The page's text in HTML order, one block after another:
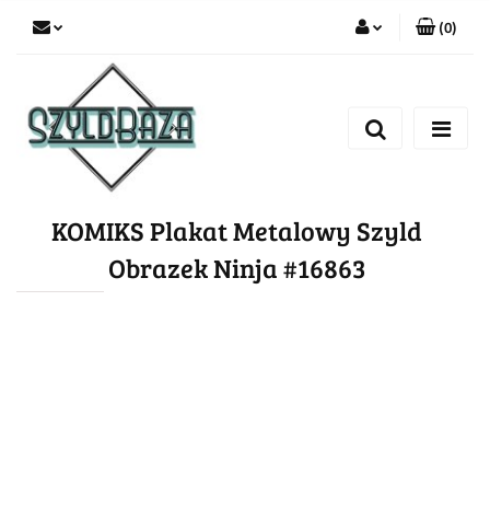
Zarejestruj się
(0)
KOMIKS Plakat Metalowy Szyld
Obrazek Ninja #16863